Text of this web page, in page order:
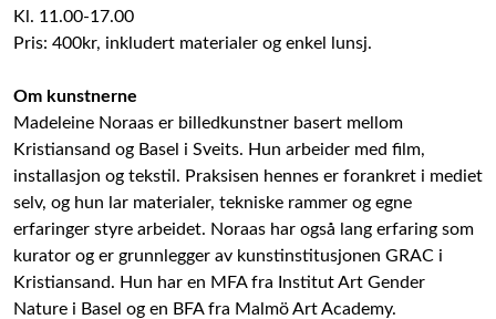
Kl. 11.00-17.00
Pris: 400kr, inkludert materialer og enkel lunsj.
Om kunstnerne
Madeleine Noraas er billedkunstner basert mellom
Kristiansand og Basel i Sveits. Hun arbeider med film,
installasjon og tekstil. Praksisen hennes er forankret i mediet
selv, og hun lar materialer, tekniske rammer og egne
erfaringer styre arbeidet. Noraas har også lang erfaring som
kurator og er grunnlegger av kunstinstitusjonen GRAC i
Kristiansand. Hun har en MFA fra Institut Art Gender
Nature i Basel og en BFA fra Malmö Art Academy.